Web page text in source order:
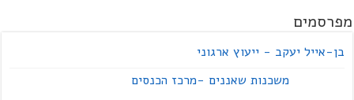
מפרסמים
בן-אייל יעקב - ייעוץ ארגוני
משכנות שאננים -מרכז הכנסים